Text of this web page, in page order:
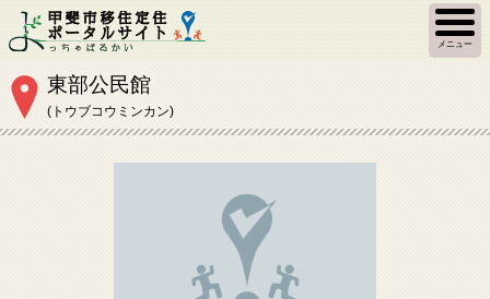
メニュー
東部公民館
(トウブコウミンカン)